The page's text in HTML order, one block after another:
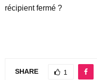
récipient fermé ?
SHARE 1